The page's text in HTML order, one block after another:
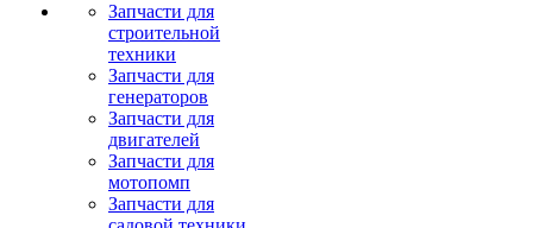
Запчасти для
строительной
техники
Запчасти для
генераторов
Запчасти для
двигателей
Запчасти для
мотопомп
Запчасти для